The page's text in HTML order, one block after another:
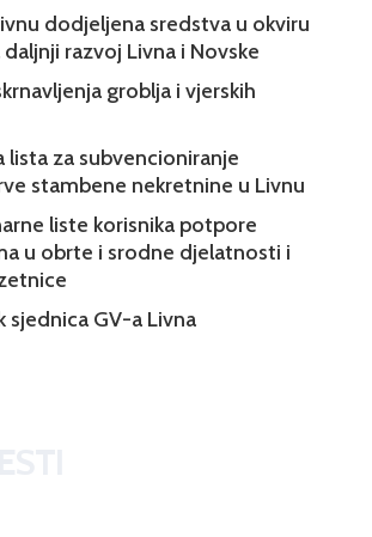
dodjeljena sredstva u okviru
razvoj Livna i Novske
groblja i vjerskih
lista za subvencioniranje
stambene nekretnine u Livnu
liste korisnika potpore
u obrte i srodne djelatnosti i
sjednica GV-a Livna